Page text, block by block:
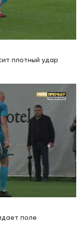
плотный удар
поле